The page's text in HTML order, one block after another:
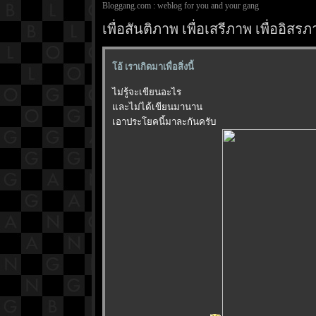
Bloggang.com : weblog for you and your gang
เพื่อสันติภาพ เพื่อเสรีภาพ เพื่ออิสร
อ้ เราเกิดมาเพื่อสิ่งนี้
ไม่รู้จะเขียนอะไร
ละไม่ได้เขียนมานาน
เอาประโยคนี้มาละกันครับ